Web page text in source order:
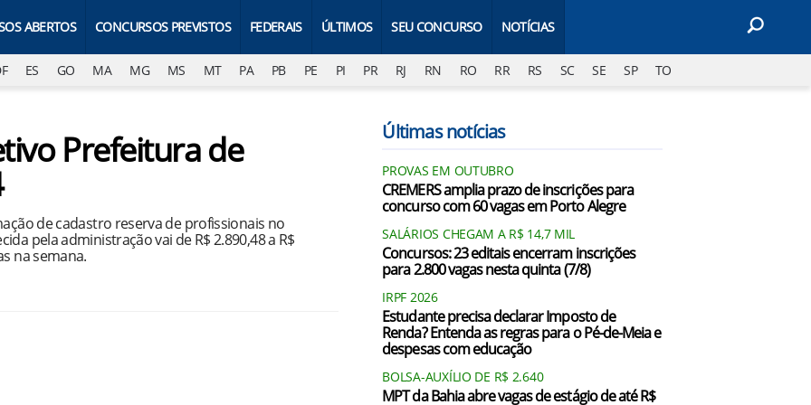
ABERTOS CONCURSOS PREVISTOS FEDERAIS ÚLTIMOS SEU CONCURSO NOTÍCIAS
ES GO MA MG MS MT PA PB PE PI PR RJ RN RO RR RS SC SE SP TO
Prefeitura de
de cadastro reserva de profissionais no
pela administração vai de R$ 2.890,48 a R$
na semana.
Últimas notícias
PROVAS EM OUTUBRO
CREMERS amplia prazo de inscrições para
concurso com 60 vagas em Porto Alegre
SALÁRIOS CHEGAM A R$ 14,7 MIL
Concursos: 23 editais encerram inscrições
para 2.800 vagas nesta quinta (7/8)
IRPF 2026
Estudante precisa declarar Imposto de
Renda? Entenda as regras para o Pé-de-Meia e
despesas com educação
BOLSA-AUXÍLIO DE R$ 2.640
MPT da Bahia abre vagas de estágio de até R$